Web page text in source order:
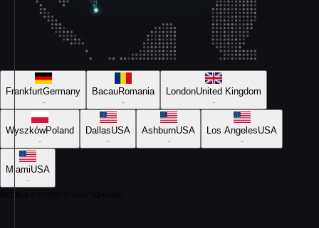
FrankfurtGermany
-
BacauRomania
-
LondonUnited Kingdom
-
WyszkówPoland
-
DallasUSA
-
AshburnUSA
-
Los AngelesUSA
-
MiamiUSA
-